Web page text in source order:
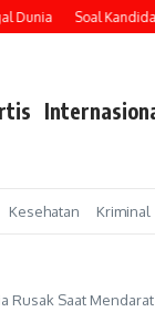
Soal Kandidat
Kesehatan Kriminal
Rusak Saat